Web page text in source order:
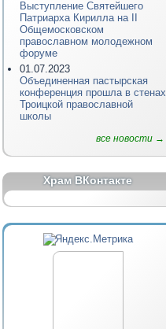
Выступление Святейшего
Патриарха Кирилла на II
Общемосковском
православном молодежном
форуме
01.07.2023
Объединенная пастырская
конференция прошла в стенах
Троицкой православной
школы
все новости →
Храм ВКонтакте